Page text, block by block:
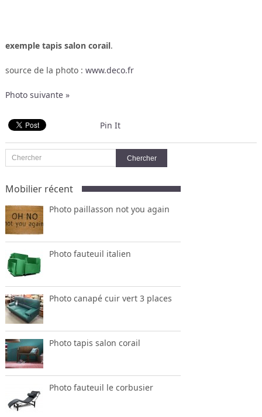
exemple tapis salon corail.
source de la photo : www.deco.fr
Photo suivante »
Pin It
Mobilier récent
Photo paillasson not you again
Photo fauteuil italien
Photo canapé cuir vert 3 places
Photo tapis salon corail
Photo fauteuil le corbusier